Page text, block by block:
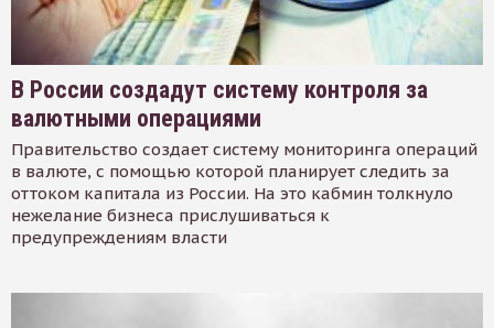
В России создадут систему контроля за
валютными операциями
Правительство создает систему мониторинга операций
в валюте, с помощью которой планирует следить за
оттоком капитала из России. На это кабмин толкнуло
нежелание бизнеса прислушиваться к
предупреждениям власти